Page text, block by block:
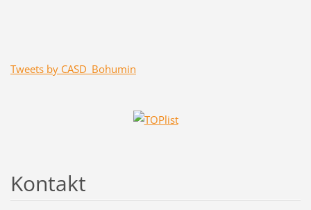
Tweets by CASD_Bohumin
Kontakt